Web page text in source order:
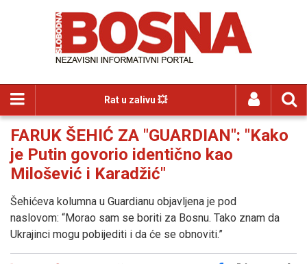
Rat u zalivu 💥
FARUK ŠEHIĆ ZA "GUARDIAN": "Kako
je Putin govorio identično kao
Milošević i Karadžić"
Šehićeva kolumna u Guardianu objavljena je pod
naslovom: “Morao sam se boriti za Bosnu. Tako znam da
Ukrajinci mogu pobijediti i da će se obnoviti.”